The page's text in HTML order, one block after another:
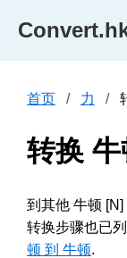
首页 力
转换
到其他 牛顿
转换步骤也已
顿 到 牛顿.